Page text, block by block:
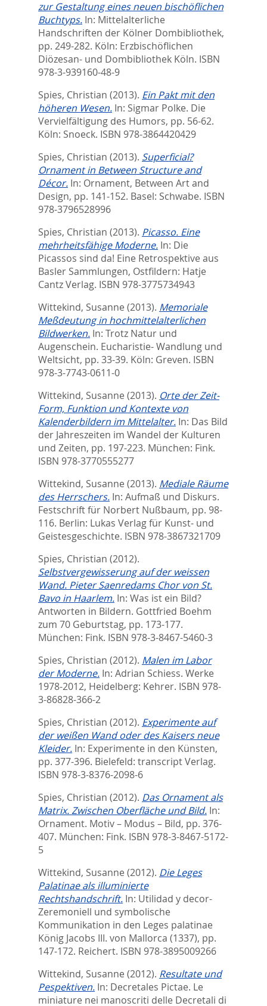
zur Gestaltung eines neuen bischöflichen
Buchtyps. In: Mittelalterliche
Handschriften der Kölner Dombibliothek,
pp. 249-282. Köln: Erzbischöflichen
Diözesan- und Dombibliothek Köln. ISBN
978-3-939160-48-9
Spies, Christian (2013). Ein Pakt mit den
höheren Wesen. In: Sigmar Polke. Die
Vervielfältigung des Humors, pp. 56-62.
Köln: Snoeck. ISBN 978-3864420429
Spies, Christian (2013). Superficial?
Ornament in Between Structure and
Décor. In: Ornament, Between Art and
Design, pp. 141-152. Basel: Schwabe. ISBN
978-3796528996
Spies, Christian (2013). Picasso. Eine
mehrheitsfähige Moderne. In: Die
Picassos sind da! Eine Retrospektive aus
Basler Sammlungen, Ostfildern: Hatje
Cantz Verlag. ISBN 978-3775734943
Wittekind, Susanne (2013). Memoriale
Meßdeutung in hochmittelalterlichen
Bildwerken. In: Trotz Natur und
Augenschein. Eucharistie- Wandlung und
Weltsicht, pp. 33-39. Köln: Greven. ISBN
978-3-7743-0611-0
Wittekind, Susanne (2013). Orte der Zeit-
Form, Funktion und Kontexte von
Kalenderbildern im Mittelalter. In: Das Bild
der Jahreszeiten im Wandel der Kulturen
und Zeiten, pp. 197-223. München: Fink.
ISBN 978-3770555277
Wittekind, Susanne (2013). Mediale Räume
des Herrschers. In: Aufmaß und Diskurs.
Festschrift für Norbert Nußbaum, pp. 98-
116. Berlin: Lukas Verlag für Kunst- und
Geistesgeschichte. ISBN ‎978-3867321709
Spies, Christian (2012).
Selbstvergewisserung auf der weissen
Wand. Pieter Saenredams Chor von St.
Bavo in Haarlem. In: Was ist ein Bild?
Antworten in Bildern. Gottfried Boehm
zum 70 Geburtstag, pp. 173-177.
München: Fink. ISBN 978-3-8467-5460-3
Spies, Christian (2012). Malen im Labor
der Moderne. In: Adrian Schiess. Werke
1978-2012, Heidelberg: Kehrer. ISBN 978-
3-86828-366-2
Spies, Christian (2012). Experimente auf
der weißen Wand oder des Kaisers neue
Kleider. In: Experimente in den Künsten,
pp. 377-396. Bielefeld: transcript Verlag.
ISBN 978-3-8376-2098-6
Spies, Christian (2012). Das Ornament als
Matrix. Zwischen Oberfläche und Bild. In:
Ornament. Motiv – Modus – Bild, pp. 376-
407. München: Fink. ISBN 978-3-8467-5172-
5
Wittekind, Susanne (2012). Die Leges
Palatinae als illuminierte
Rechtshandschrift. In: Utilidad y decor-
Zeremoniell und symbolische
Kommunikation in den Leges palatinae
König Jacobs III. von Mallorca (1337), pp.
147-172. Reichert. ISBN 978-3895009266
Wittekind, Susanne (2012). Resultate und
Pespektiven. In: Decretales Pictae. Le
miniature nei manoscriti delle Decretali di